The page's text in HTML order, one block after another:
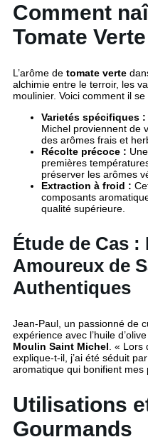
Comment
Tomate
L’arôme de tomate verte
alchimie entre le terroir, les
moulinier. Voici comment il
Varietés spécifiques :
Michel proviennent de
des arômes frais et
Récolte précoce :
premières
préserver les arômes
Extraction à froid :
composants
qualité supérieure.
Étude de Cas :
Amoureux de
Authentiques
Jean-Paul, un passionné de
expérience avec l’huile
Moulin Saint Michel. « Lors
explique-t-il, j’ai été séduit
aromatique qui bonifient mes
Utilisations
Gourmands